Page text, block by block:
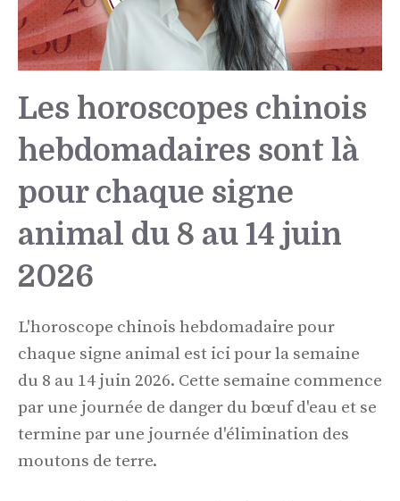
Les horoscopes chinois
hebdomadaires sont là
pour chaque signe
animal du 8 au 14 juin
2026
L'horoscope chinois hebdomadaire pour
chaque signe animal est ici pour la semaine
du 8 au 14 juin 2026. Cette semaine commence
par une journée de danger du bœuf d'eau et se
termine par une journée d'élimination des
moutons de terre.